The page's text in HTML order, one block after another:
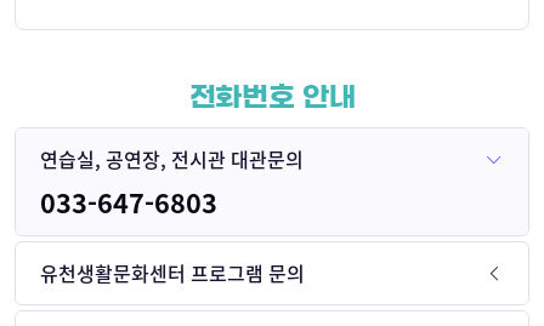
전화번호 안내
연습실, 공연장, 전시관 대관문의
033-647-6803
유천생활문화센터 프로그램 문의